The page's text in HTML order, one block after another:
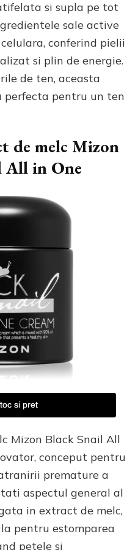
si supla pe tot
sale active
conferind pielii
si plin de energie.
de ten, aceasta
perfecta pentru un ten
de melc Mizon
All in One
si pret
Mizon Black Snail All
conceput pentru
premature a
aspectul general al
in extract de melc,
pentru estomparea
petele si